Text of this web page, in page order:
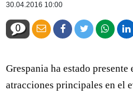
30.04.2016 10:00
0
Grespania ha estado
atracciones principales en el